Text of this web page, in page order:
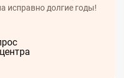
исправно долгие годы!